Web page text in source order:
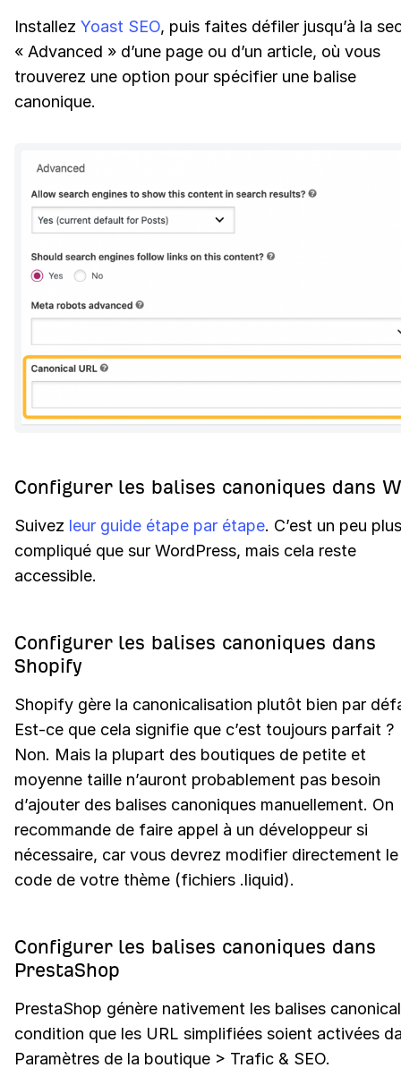
Installez Yoast SEO, puis faites défiler jusqu’à la
« Advanced » d’une page ou d’un article, où vous
trouverez une option pour spécifier une balise
canonique.
Configurer les balises canoniques dans
Suivez leur guide étape par étape. C’est un peu plus
compliqué que sur WordPress, mais cela reste
accessible.
Configurer les balises canoniques dans
Shopify
Shopify gère la canonicalisation plutôt bien par
Est-ce que cela signifie que c’est toujours parfait ?
Non. Mais la plupart des boutiques de petite et
moyenne taille n’auront probablement pas besoin
d’ajouter des balises canoniques manuellement. On
recommande de faire appel à un développeur si
nécessaire, car vous devrez modifier directement le
code de votre thème (fichiers .liquid).
Configurer les balises canoniques dans
PrestaShop
PrestaShop génère nativement les balises
condition que les URL simplifiées soient activées
Paramètres de la boutique > Trafic & SEO.